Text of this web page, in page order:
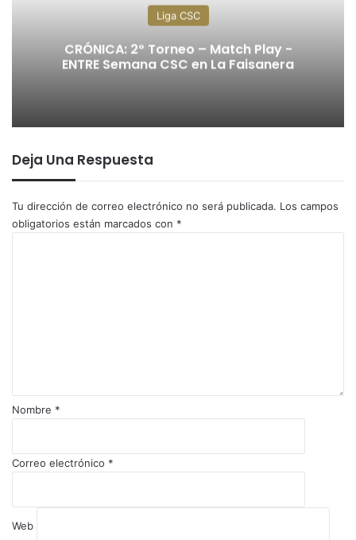
Liga CSC
CRÓNICA: 2º Torneo – Match Play -
ENTRE Semana CSC en La Faisanera
Deja Una Respuesta
Tu dirección de correo electrónico no será publicada. Los campos
obligatorios están marcados con *
o
*
Nombre *
Correo electrónico *
Web